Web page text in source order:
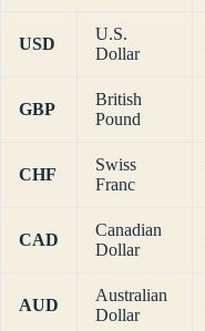
USD
U.S.
Dollar
GBP
British
Pound
CHF
Swiss
Franc
CAD
Canadian
Dollar
AUD
Australian
Dollar